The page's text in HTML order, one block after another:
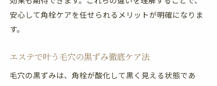
安心して角栓ケアを任せられるメリットが明確になりま
す。
エステで叶う毛穴の黒ずみ徹底ケア法
毛穴の黒ずみは、角栓が酸化して黒く見える状態であ